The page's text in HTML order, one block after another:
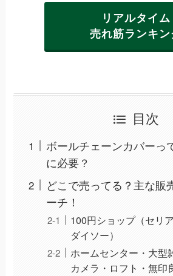
リアルタイム
売れ筋ランキ
目次
ボールチェーンカバーっ
に必要？
どこで売ってる？主な販
ーチ！
100円ショップ（セリ
ダイソー）
ホームセンター・大型
カメラ・ロフト・無印